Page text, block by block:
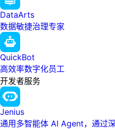
DataArts
数据敏捷治理专家
QuickBot
高效率数字化员工
开发者服务
Jenius
通用多智能体 AI Agent，通过